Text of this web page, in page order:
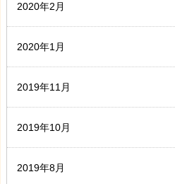
2020年2月
2020年1月
2019年11月
2019年10月
2019年8月